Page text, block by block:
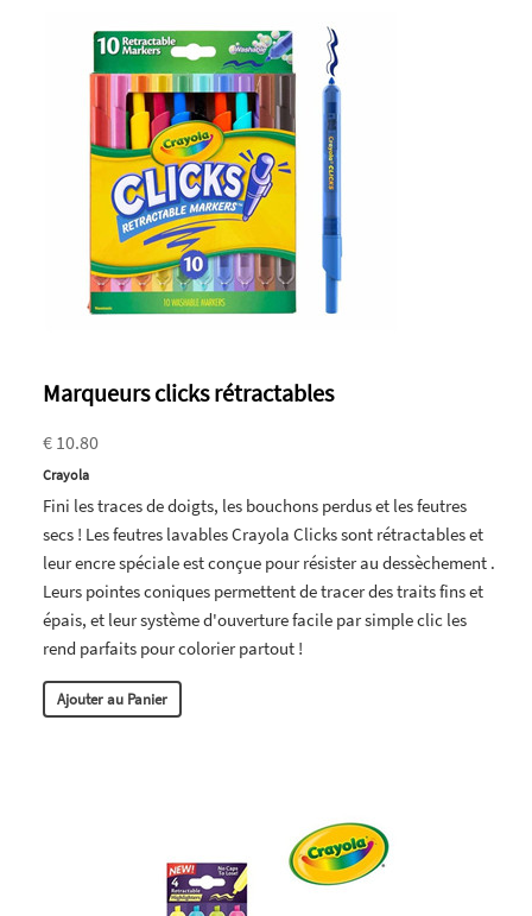
Marqueurs clicks rétractables
€ 10.80
Crayola
Fini les traces de doigts, les bouchons perdus et les feutres
secs ! Les feutres lavables Crayola Clicks sont rétractables et
leur encre spéciale est conçue pour résister au dessèchement .
Leurs pointes coniques permettent de tracer des traits fins et
épais, et leur système d'ouverture facile par simple clic les
rend parfaits pour colorier partout !
Ajouter au Panier